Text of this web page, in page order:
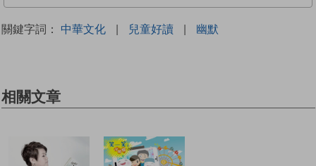
關鍵字詞： 中華文化 | 兒童好讀 | 幽默
相關文章